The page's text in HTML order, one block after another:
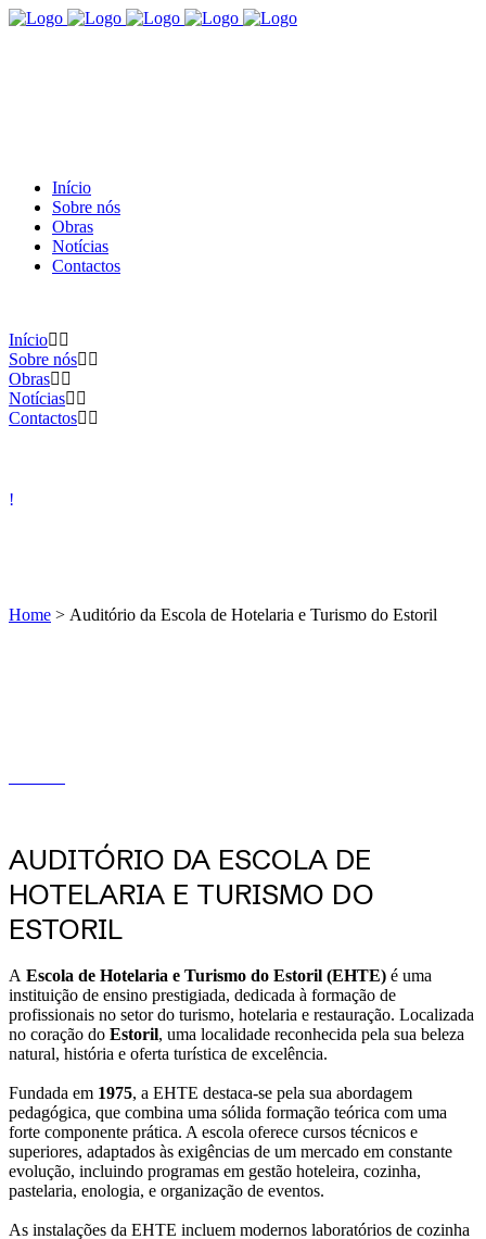
Início
Sobre nós
Obras
Notícias
Contactos
Início
Sobre nós
Obras
Notícias
Contactos
Home > Auditório da Escola de Hotelaria e Turismo do Estoril
AUDITÓRIO DA ESCOLA DE
HOTELARIA E TURISMO DO
ESTORIL
A Escola de Hotelaria e Turismo do Estoril (EHTE) é uma
instituição de ensino prestigiada, dedicada à formação de
profissionais no setor do turismo, hotelaria e restauração. Localizada
no coração do Estoril, uma localidade reconhecida pela sua beleza
natural, história e oferta turística de excelência.
Fundada em 1975, a EHTE destaca-se pela sua abordagem
pedagógica, que combina uma sólida formação teórica com uma
forte componente prática. A escola oferece cursos técnicos e
superiores, adaptados às exigências de um mercado em constante
evolução, incluindo programas em gestão hoteleira, cozinha,
pastelaria, enologia, e organização de eventos.
As instalações da EHTE incluem modernos laboratórios de cozinha